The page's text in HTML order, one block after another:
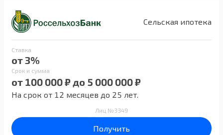
Сельская ипотека
Ставка
от 3%
Срок и сумма
от 100 000 ₽ до 5 000 000 ₽
На срок от 12 месяцев до 25 лет.
Лиц №3349
Получить